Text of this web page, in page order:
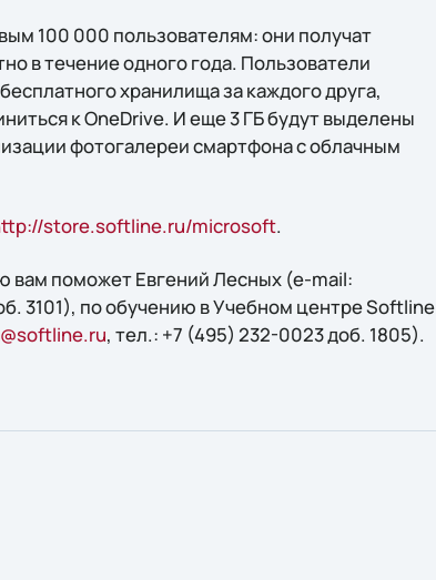
100 000 пользователям: они получат
в течение одного года. Пользователи
хранилища за каждого друга,
к OneDrive. И еще 3 ГБ будут выделены
фотогалереи смартфона с облачным
store.softline.ru/microsoft.
вам поможет Евгений Лесных (e-mail:
3101), по обучению в Учебном центре Softline
, тел.: +7 (495) 232-0023 доб. 1805).